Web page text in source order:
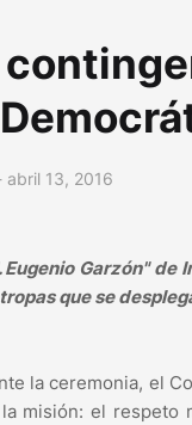
abril 13, 2016
Garzón"
que se
la ceremonia, el
misión: el respeto